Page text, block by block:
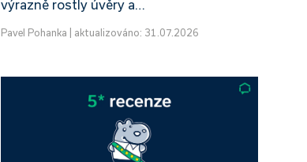
výrazně rostly úvěry a…
Pavel Pohanka aktualizováno: 31.07.2026